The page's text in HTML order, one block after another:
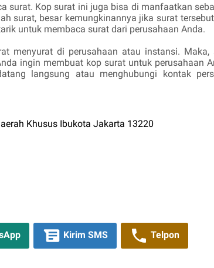
surat. Kop surat ini juga bisa di manfaatkan
surat, besar kemungkinannya jika surat
untuk membaca surat dari perusahaan Anda.
menyurat di perusahaan atau instansi. Maka,
ingin membuat kop surat untuk perusahaan
langsung atau menghubungi kontak
Khusus Ibukota Jakarta 13220
Kirim SMS Telpon